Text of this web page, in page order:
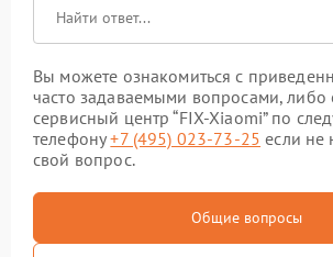
Вы можете ознакомиться с
часто задаваемыми вопросами, либо
сервисный центр “FIX-Xiaomi” по
телефону+7 (495) 023-73-25 если не
свой вопрос.
Общие вопросы